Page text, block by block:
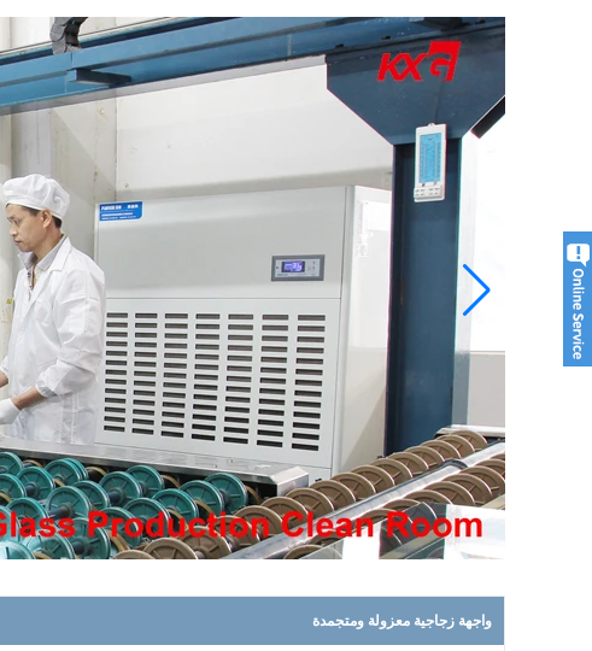
واجهة زجاجية معزولة ومتجمدة
لبلاب
كيفن
هارون
كريستال